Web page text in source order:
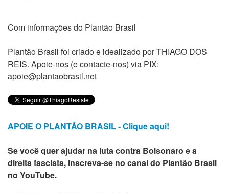
Com informações do Plantão Brasil
Plantão Brasil foi criado e idealizado por THIAGO DOS
REIS. Apoie-nos (e contacte-nos) via PIX:
apoie@plantaobrasil.net
APOIE O PLANTÃO BRASIL - Clique aqui!
Se você quer ajudar na luta contra Bolsonaro e a
direita fascista, inscreva-se no canal do Plantão Brasil
no YouTube.